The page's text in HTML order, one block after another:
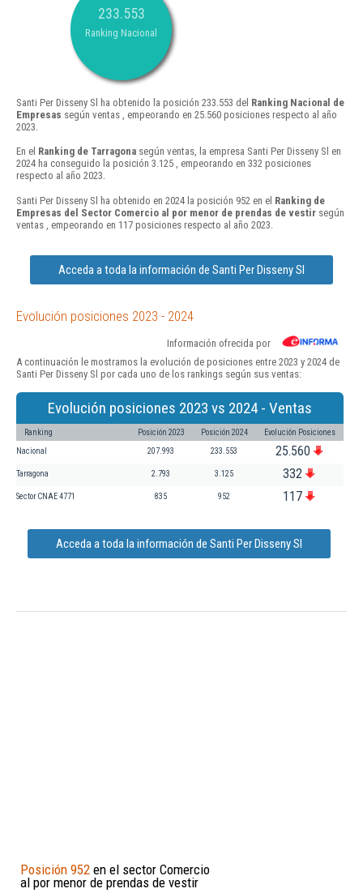
233.553
Ranking Nacional
Santi Per Disseny Sl ha obtenido la posición 233.553 del Ranking Nacional de
Empresas según ventas , empeorando en 25.560 posiciones respecto al año
2023.
En el Ranking de Tarragona según ventas, la empresa Santi Per Disseny Sl en
2024 ha conseguido la posición 3.125 , empeorando en 332 posiciones
respecto al año 2023.
Santi Per Disseny Sl ha obtenido en 2024 la posición 952 en el Ranking de
Empresas del Sector Comercio al por menor de prendas de vestir según
ventas , empeorando en 117 posiciones respecto al año 2023.
Acceda a toda la información de Santi Per Disseny Sl
Evolución posiciones 2023 - 2024
Información ofrecida por
A continuación le mostramos la evolución de posiciones entre 2023 y 2024 de
Santi Per Disseny Sl por cada uno de los rankings según sus ventas:
Evolución posiciones 2023 vs 2024 - Ventas
Ranking Posición 2023 Posición 2024 Evolución Posiciones
Nacional 207.993 233.553 25.560
Tarragona 2.793 3.125 332
Sector CNAE 4771 835 952 117
Acceda a toda la información de Santi Per Disseny Sl
Posición 952 en el sector Comercio
al por menor de prendas de vestir